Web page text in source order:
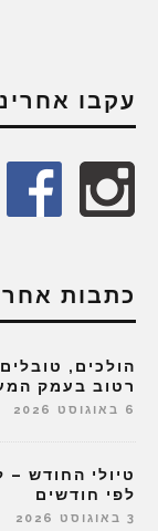
עקבו
כתבות
הולכים,
רטוב בעמק
6 באוגוסט 2026
טיולי החודש
לפי חודשים
3 באוגוסט 2026